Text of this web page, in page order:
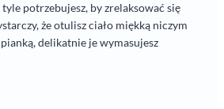
potrzebujesz, by zrelaksować się
że otulisz ciało miękką niczym
delikatnie je wymasujesz